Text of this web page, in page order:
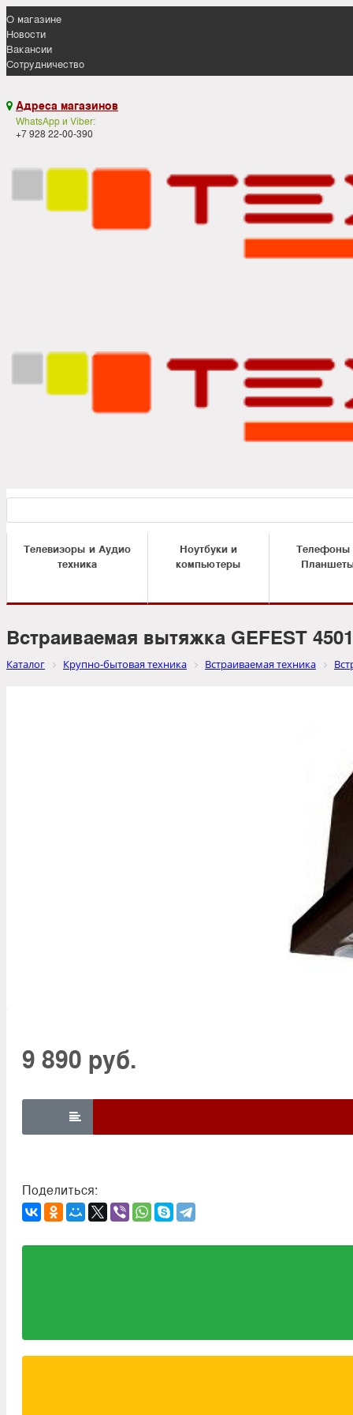
О магазине
Новости
Вакансии
Сотрудничество
 Адреса магазинов
WhatsApp и Viber:
+7 928 22-00-390
Телевизоры и Аудио
техника
Ноутбуки и
компьютеры
Телефоны
Встраиваемая вытяжка GEFEST
Каталог Крупно-бытовая техника Встраиваемая техника
9 890 руб.

Поделиться: